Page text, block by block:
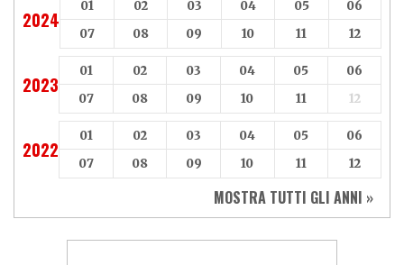
2024
01 02 03 04 05
06
07
08 09 10 11 12
2023
01 02 03 04 05
06
07
08 09 10 11 12
2022
01 02 03 04 05
06
07
08 09 10 11 12
MOSTRA TUTTI GLI ANNI »